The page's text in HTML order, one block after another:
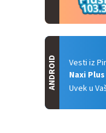
Vesti iz
Naxi
Uvek u
ANDROID